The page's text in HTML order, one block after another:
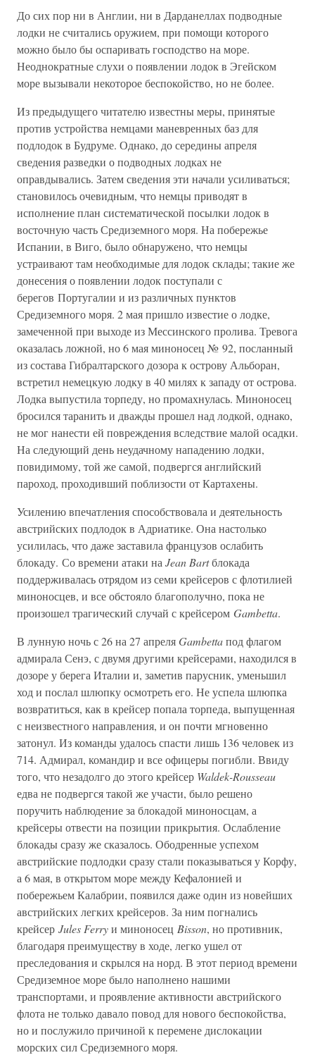
До сих пор ни в Англии, ни в Дарданеллах подводные
лодки не считались оружием, при помощи которого
можно было бы оспаривать господство на море.
Неоднократные слухи о появлении лодок в Эгейском
море вызывали некоторое беспокойство, но не более.
Из предыдущего читателю известны меры, принятые
против устройства немцами маневренных баз для
подлодок в Будруме. Однако, до середины апреля
сведения разведки о подводных лодках не
оправдывались. Затем сведения эти начали усиливаться;
становилось очевидным, что немцы приводят в
исполнение план систематической посылки лодок в
восточную часть Средиземного моря. На побережье
Испании, в Виго, было обнаружено, что немцы
устраивают там необходимые для лодок склады; такие же
донесения о появлении лодок поступали с
берегов Португалии и из различных пунктов
Средиземного моря. 2 мая пришло известие о лодке,
замеченной при выходе из Мессинского пролива. Тревога
оказалась ложной, но 6 мая миноносец № 92, посланный
из состава Гибралтарского дозора к острову Альборан,
встретил немецкую лодку в 40 милях к западу от острова.
Лодка выпустила торпеду, но промахнулась. Миноносец
бросился таранить и дважды прошел над лодкой, однако,
не мог нанести ей повреждения вследствие малой осадки.
На следующий день неудачному нападению лодки,
повидимому, той же самой, подвергся английский
пароход, проходивший поблизости от Картахены.
Усилению впечатления способствовала и деятельность
австрийских подлодок в Адриатике. Она настолько
усилилась, что даже заставила французов ослабить
блокаду. Со времени атаки на Jean Bartблокада
поддерживалась отрядом из семи крейсеров с флотилией
миноносцев, и все обстояло благополучно, пока не
произошел трагический случай с крейсером Gambetta.
В лунную ночь с 26 на 27 апреляGambettaпод флагом
адмирала Сенэ, с двумя другими крейсерами, находился в
дозоре у берега Италии и, заметив парусник, уменьшил
ход и послал шлюпку осмотреть его. Не успела шлюпка
возвратиться, как в крейсер попала торпеда, выпущенная
с неизвестного направления, и он почти мгновенно
затонул. Из команды удалось спасти лишь 136 человек из
714. Адмирал, командир и все офицеры погибли. Ввиду
того, что незадолго до этого крейсер Waldek-Rousseau
едва не подвергся такой же участи, было решено
поручить наблюдение за блокадой миноносцам, а
крейсеры отвести на позиции прикрытия. Ослабление
блокады сразу же сказалось. Ободренные успехом
австрийские подлодки сразу стали показываться у Корфу,
а 6 мая, в открытом море между Кефалонией и
побережьем Калабрии, появился даже один из новейших
австрийских легких крейсеров. За ним погнались
крейсер Jules Ferryи миноносец Bisson, но противник,
благодаря преимуществу в ходе, легко ушел от
преследования и скрылся на норд. В этот период времени
Средиземное море было наполнено нашими
транспортами, и проявление активности австрийского
флота не только давало повод для нового беспокойства,
но и послужило причиной к перемене дислокации
морских сил Средиземного моря.